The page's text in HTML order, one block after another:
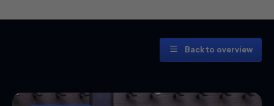
Back to overview